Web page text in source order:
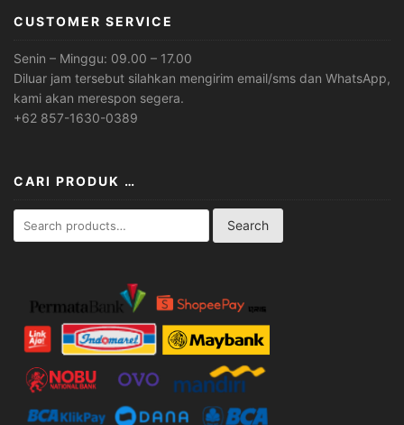
CUSTOMER SERVICE
Senin – Minggu: 09.00 – 17.00
Diluar jam tersebut silahkan mengirim email/sms dan WhatsApp,
kami akan merespon segera.
+62 857-1630-0389
CARI PRODUK …
for:
Search